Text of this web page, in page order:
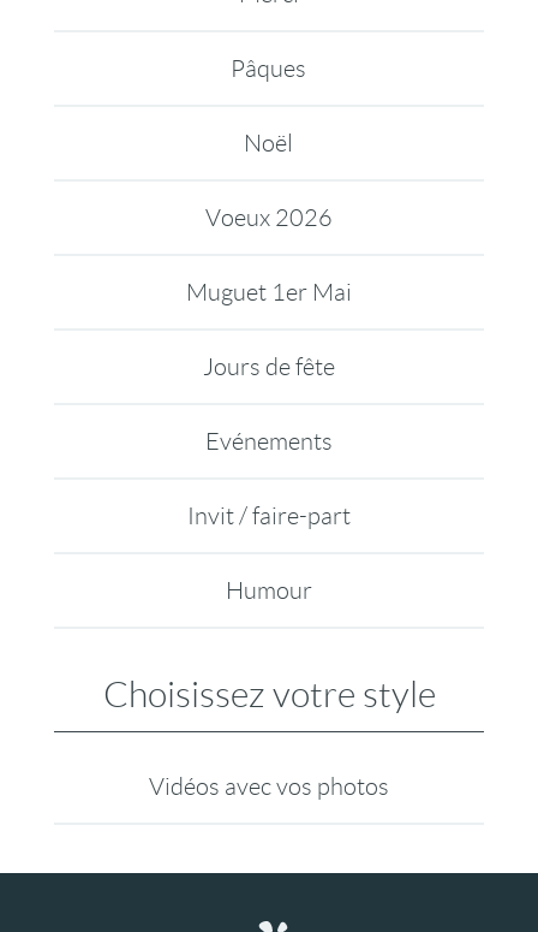
Pâques
Noël
Voeux 2026
Muguet 1er Mai
Jours de fête
Evénements
Invit / faire-part
Humour
Choisissez votre style
Vidéos avec vos photos